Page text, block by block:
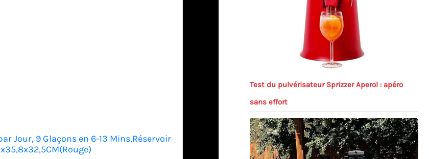
Jour, 9 Glaçons en 6-13 Mins,Réservoir
Test du pulvérisateur Sprizzer Aperol : apéro
sans effort